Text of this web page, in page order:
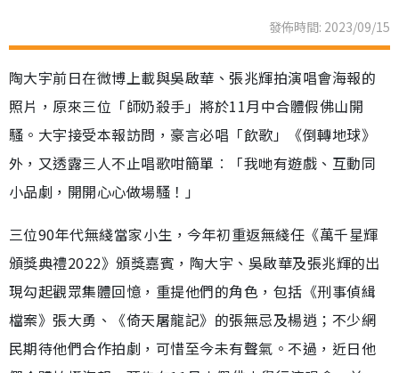
發佈時間: 2023/09/15
陶大宇前日在微博上載與吳啟華、張兆輝拍演唱會海報的
照片，原來三位「師奶殺手」將於11月中合體假佛山開
騷。大宇接受本報訪問，豪言必唱「飲歌」《倒轉地球》
外，又透露三人不止唱歌咁簡單︰「我哋有遊戲、互動同
小品劇，開開心心做場騷！」
三位90年代無綫當家小生，今年初重返無綫任《萬千星輝
頒獎典禮2022》頒獎嘉賓，陶大宇、吳啟華及張兆輝的出
現勾起觀眾集體回憶，重提他們的角色，包括《刑事偵緝
檔案》張大勇、《倚天屠龍記》的張無忌及楊逍；不少網
民期待他們合作拍劇，可惜至今未有聲氣。不過，近日他